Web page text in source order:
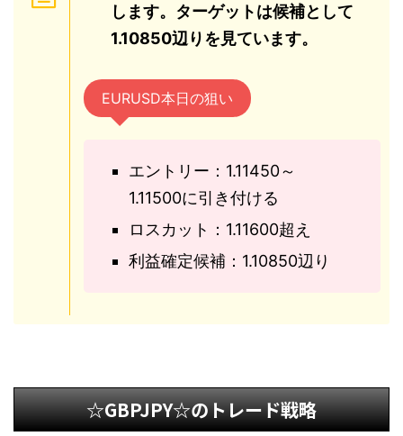
します。ターゲットは候補として
1.10850辺りを見ています。
EURUSD本日の狙い
エントリー：1.11450～
1.11500に引き付ける
ロスカット：1.11600超え
利益確定候補：1.10850辺り
☆GBPJPY☆のトレード戦略